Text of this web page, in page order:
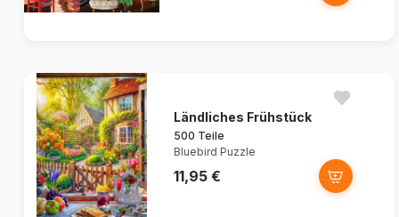
Ländliches Frühstück
500 Teile
Bluebird Puzzle
11,95 €